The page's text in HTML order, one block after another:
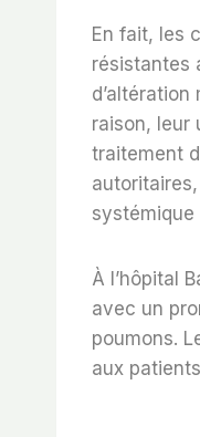
En fait, les
résistantes
raison, leur
traitement
systémique
À l’hôpital
avec un
poumons.
aux